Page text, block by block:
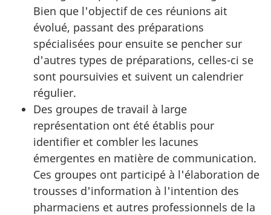
Bien que l'objectif de ces réunions ait
évolué, passant des préparations
spécialisées pour ensuite se pencher sur
d'autres types de préparations, celles-ci se
sont poursuivies et suivent un calendrier
régulier.
Des groupes de travail à large
représentation ont été établis pour
identifier et combler les lacunes
émergentes en matière de communication.
Ces groupes ont participé à l'élaboration de
trousses d'information à l'intention des
pharmaciens et autres professionnels de la